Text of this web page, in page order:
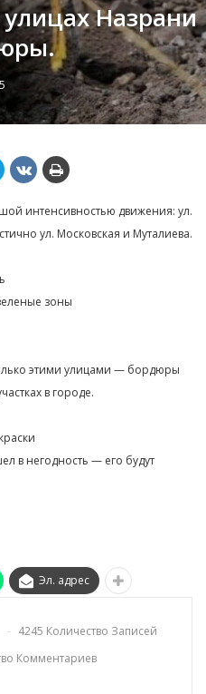
Назрани
интенсивностью движения: ул.
ул. Московская и Муталиева.
зоны
этими улицами — бордюры
в городе.
в негодность — его будут
Эл. адрес
4245 Количество Записей
Комментариев